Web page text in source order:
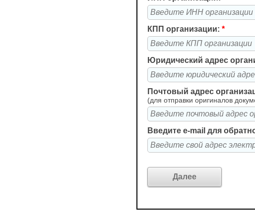
КПП организации: *
Юридический адрес
Почтовый адрес
(для отправки оригиналов
Введите e-mail для